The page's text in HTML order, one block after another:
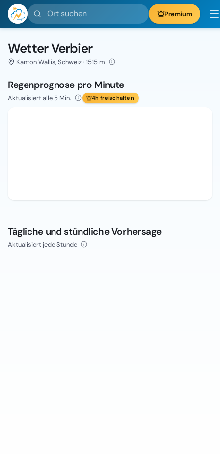
Ort suchen Premium
Wetter Verbier
Kanton Wallis, Schweiz · 1515 m
Regenprognose pro Minute
Aktualisiert alle 5 Min. 4h freischalten
Tägliche und stündliche Vorhersage
Aktualisiert jede Stunde